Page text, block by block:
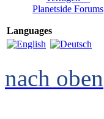
Planetside Forums
Languages
nach oben